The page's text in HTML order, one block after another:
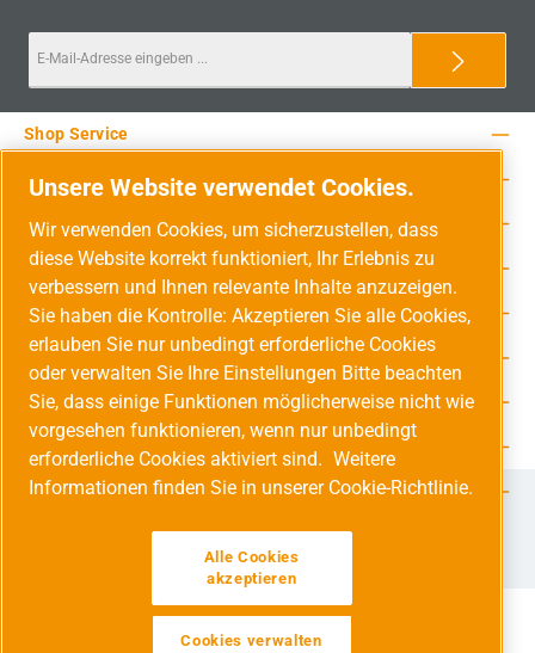
Service-Hotline
Shop Service
Rechtliche Hinweise
Unsere Vorteile
Versandarten
Zahlungsarten
Adresse
Umweltschutz & Partnerschaft
Jetzt auf Social Media folgen!
InstagramYouTubeLinkedIn
Alle Preise inkl. gesetzl. Mehrwertsteuer zzgl.
Unsere Website verwendet Cookies.
Wir verwenden Cookies, um sicherzustellen, dass
diese Website korrekt funktioniert, Ihr Erlebnis zu
verbessern und Ihnen relevante Inhalte anzuzeigen.
Sie haben die Kontrolle: Akzeptieren Sie alle Cookies,
erlauben Sie nur unbedingt erforderliche Cookies
oder verwalten Sie Ihre Einstellungen Bitte beachten
Sie, dass einige Funktionen möglicherweise nicht wie
vorgesehen funktionieren, wenn nur unbedingt
erforderliche Cookies aktiviert sind. Weitere
Informationen finden Sie in unserer Cookie-Richtlinie.
Alle Cookies
akzeptieren
Cookies verwalten